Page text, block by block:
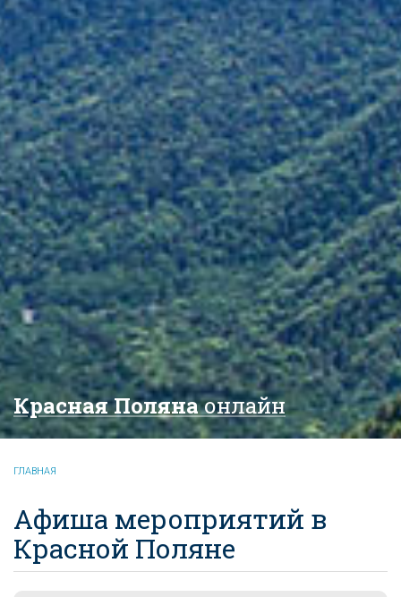
Красная Полянаонлайн
ГЛАВНАЯ
Афиша мероприятий в
Красной Поляне